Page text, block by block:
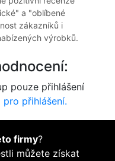
a "oblíbené
zákazníků i
výrobků.
pouze přihlášení
pro přihlášení.
firmy?
můžete získat